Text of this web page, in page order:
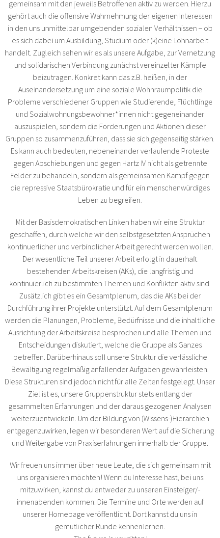
gemeinsam mit den jeweils Betroffenen aktiv zu werden. Hierzu
gehört auch die offensive Wahrnehmung der eigenen Interessen
in den uns unmittelbar umgebenden sozialen Verhältnissen – ob
es sich dabei um Ausbildung, Studium oder (k)eine Lohnarbeit
handelt. Zugleich sehen wir es als unsere Aufgabe, zur Vernetzung
und solidarischen Verbindung zunächst vereinzelter Kämpfe
beizutragen. Konkret kann das z.B. heißen, in der
Auseinandersetzung um eine soziale Wohnraumpolitik die
Probleme verschiedener Gruppen wie Studierende, Flüchtlinge
und Sozialwohnungsbewohner*innen nicht gegeneinander
auszuspielen, sondern die Forderungen und Aktionen dieser
Gruppen so zusammenzuführen, dass sie sich gegenseitig stärken.
Es kann auch bedeuten, nebeneinander verlaufende Proteste
gegen Abschiebungen und gegen Hartz IV nicht als getrennte
Felder zu behandeln, sondern als gemeinsamen Kampf gegen
die repressive Staatsbürokratie und für ein menschenwürdiges
Leben zu begreifen.
Mit der Basisdemokratischen Linken haben wir eine Struktur
geschaffen, durch welche wir den selbstgesetzten Ansprüchen
kontinuerlicher und verbindlicher Arbeit gerecht werden wollen.
Der wesentliche Teil unserer Arbeit erfolgt in dauerhaft
bestehenden Arbeitskreisen (AKs), die langfristig und
kontinuierlich zu bestimmten Themen und Konflikten aktiv sind.
Zusätzlich gibt es ein Gesamtplenum, das die AKs bei der
Durchführung ihrer Projekte unterstützt. Auf dem Gesamtplenum
werden die Planungen, Probleme, Bedürfnisse und die inhaltliche
Ausrichtung der Arbeitskreise besprochen und alle Themen und
Entscheidungen diskutiert, welche die Gruppe als Ganzes
betreffen. Darüberhinaus soll unsere Struktur die verlässliche
Bewältigung regelmäßig anfallender Aufgaben gewährleisten.
Diese Strukturen sind jedoch nicht für alle Zeiten festgelegt. Unser
Ziel ist es, unsere Gruppenstruktur stets entlang der
gesammelten Erfahrungen und der daraus gezogenen Analysen
weiterzuentwickeln. Um der Bildung von (Wissens-)Hierarchien
entgegenzuwirken, legen wir besonderen Wert auf die Sicherung
und Weitergabe von Praxiserfahrungen innerhalb der Gruppe.
Wir freuen uns immer über neue Leute, die sich gemeinsam mit
uns organisieren möchten! Wenn du Interesse hast, bei uns
mitzuwirken, kannst du entweder zu unseren Einsteiger/​-​
innenabenden kommen: Die Termine und Orte werden auf
unserer Homepage veröffentlicht. Dort kannst du uns in
gemütlicher Runde kennenlernen.